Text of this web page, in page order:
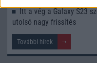
Itt a vég a Galaxy S23
utolsó nagy frissítés
További hírek